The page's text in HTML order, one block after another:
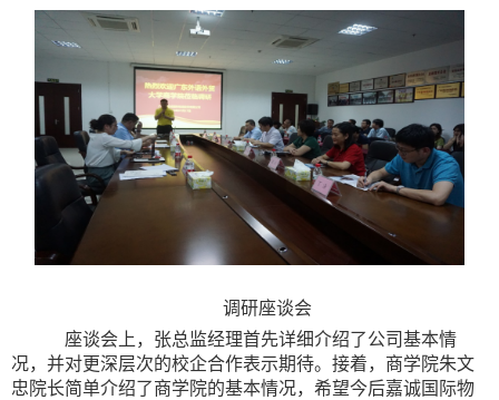
调研座谈会
座谈会上，张总监经理首先详细介绍了公司基本情
况，并对更深层次的校企合作表示期待。接着，商学院朱文
忠院长简单介绍了商学院的基本情况，希望今后嘉诚国际物